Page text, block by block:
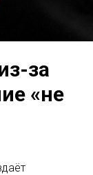
за
«не